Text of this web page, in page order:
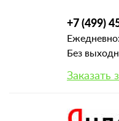
+7 (499)
Без
Заказать